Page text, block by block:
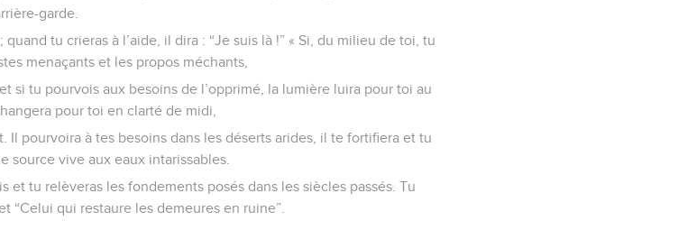
garde.
tu crieras à l’aide, il dira : “Je suis là !” « Si, du milieu de toi, tu
menaçants et les propos méchants,
si tu pourvois aux besoins de l’opprimé, la lumière luira pour toi au
pour toi en clarté de midi,
Il pourvoira à tes besoins dans les déserts arides, il te fortifiera et tu
source vive aux eaux intarissables.
et tu relèveras les fondements posés dans les siècles passés. Tu
“Celui qui restaure les demeures en ruine”.